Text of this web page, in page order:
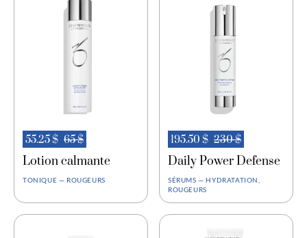
55.25 $ 65 $
Lotion calmante
TONIQUE — ROUGEURS
195.50 $ 230 $
Daily Power Defense
SÉRUMS — HYDRATATION,
ROUGEURS